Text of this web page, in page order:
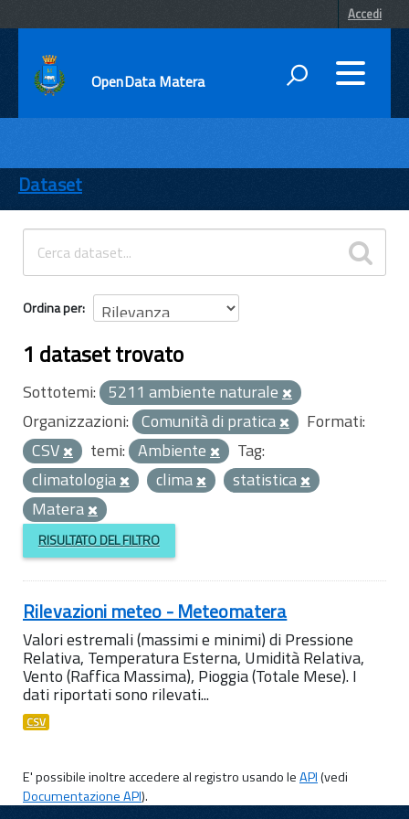
Accedi
OpenData Matera
ENTI
TEMI
INFORMAZIONI
Dataset
Ordina per
1 dataset trovato
Sottotemi: 5211 ambiente naturale
Organizzazioni: Comunità di pratica
Formati:
CSV
temi: Ambiente
Tag:
climatologia
clima
statistica
Matera
RISULTATO DEL FILTRO
Rilevazioni meteo - Meteomatera
Valori estremali (massimi e minimi) di Pressione
Relativa, Temperatura Esterna, Umidità Relativa,
Vento (Raffica Massima), Pioggia (Totale Mese). I
dati riportati sono rilevati...
CSV
E' possibile inoltre accedere al registro usando leAPI(vedi
Documentazione API).